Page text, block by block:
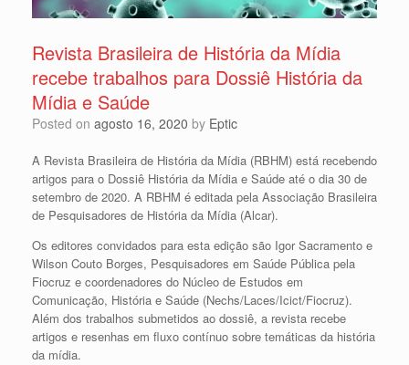
Revista Brasileira de História da Mídia
recebe trabalhos para Dossiê História da
Mídia e Saúde
Posted on agosto 16, 2020 by Eptic
A Revista Brasileira de História da Mídia (RBHM) está recebendo
artigos para o Dossiê História da Mídia e Saúde até o dia 30 de
setembro de 2020. A RBHM é editada pela Associação Brasileira
de Pesquisadores de História da Mídia (Alcar).
Os editores convidados para esta edição são Igor Sacramento e
Wilson Couto Borges, Pesquisadores em Saúde Pública pela
Fiocruz e coordenadores do Núcleo de Estudos em
Comunicação, História e Saúde (Nechs/Laces/Icict/Fiocruz).
Além dos trabalhos submetidos ao dossiê, a revista recebe
artigos e resenhas em fluxo contínuo sobre temáticas da história
da mídia.